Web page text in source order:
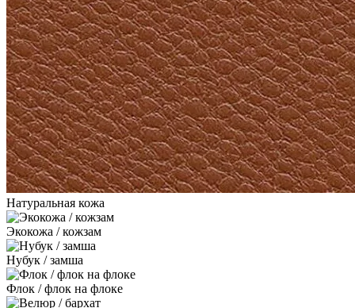
Натуральная кожа
Экокожа / кожзам
Нубук / замша
Флок / флок на флоке